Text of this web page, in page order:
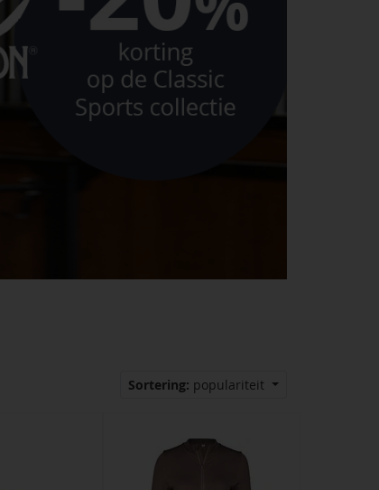
Sortering: populariteit